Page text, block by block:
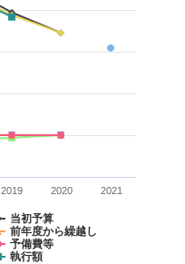
当初予算
前年度から繰越し
予備費等
執行額
2019 2020 2021